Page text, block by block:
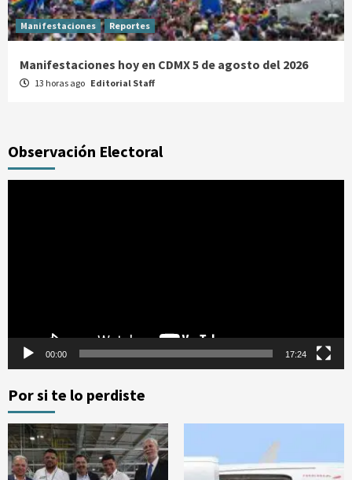
Manifestaciones Reportes
Manifestaciones hoy en CDMX 5 de agosto del 2026
13 horas ago Editorial Staff
Observación Electoral
00:00 17:24
Por si te lo perdiste